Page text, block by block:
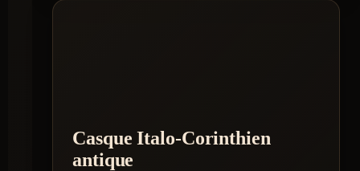
Casque Italo-Corinthien
antique